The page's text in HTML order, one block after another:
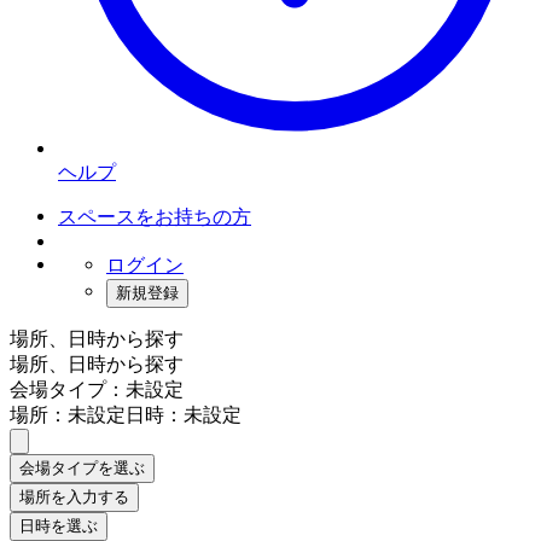
ヘルプ
スペースをお持ちの方
ログイン
新規登録
場所、日時から探す
場所、日時から探す
会場タイプ：未設定
場所：未設定日時：未設定
会場タイプを選ぶ
場所を入力する
日時を選ぶ